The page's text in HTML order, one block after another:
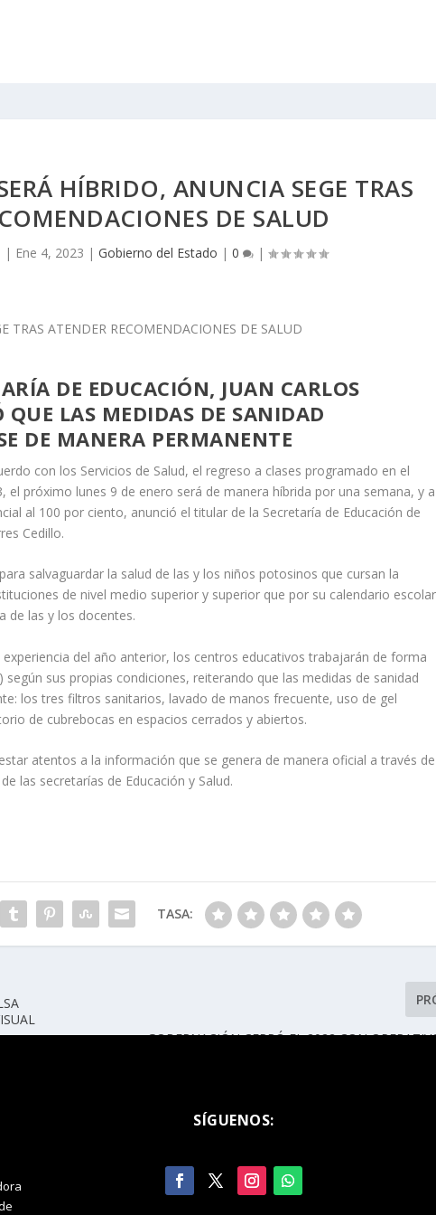
HÍBRIDO, ANUNCIA SEGE TRAS
DE SALUD
| Ene 4, 2023 | Gobierno del Estado | 0 |
DE EDUCACIÓN, JUAN CARLOS
QUE LAS MEDIDAS DE SANIDAD
DE MANERA PERMANENTE
con los Servicios de Salud, el regreso a clases programado en el
el próximo lunes 9 de enero será de manera híbrida por una semana, y a
al 100 por ciento, anunció el titular de la Secretaría de Educación de
Cedillo.
salvaguardar la salud de las y los niños potosinos que cursan la
de nivel medio superior y superior que por su calendario escolar
de las y los docentes.
del año anterior, los centros educativos trabajarán de forma
sus propias condiciones, reiterando que las medidas de sanidad
los tres filtros sanitarios, lavado de manos frecuente, uso de gel
de cubrebocas en espacios cerrados y abiertos.
atentos a la información que se genera de manera oficial a través de
las secretarías de Educación y Salud.
TASA:
GOBERNACIÓN CERRÓ EL 2022 CON
SÍGUENOS: